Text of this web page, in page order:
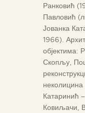
Ранковић
Павловић
Јованка
1966).
објектима:
Скопљу,
Катаринић
Ковиљачи,